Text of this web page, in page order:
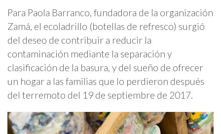
Para Paola Barranco, fundadora de la organización
Zamá, el ecoladrillo (botellas de refresco) surgió
del deseo de contribuir a reducir la
contaminación mediante la separación y
clasificación de la basura, y del sueño de ofrecer
un hogar a las familias que lo perdieron después
del terremoto del 19 de septiembre de 2017.